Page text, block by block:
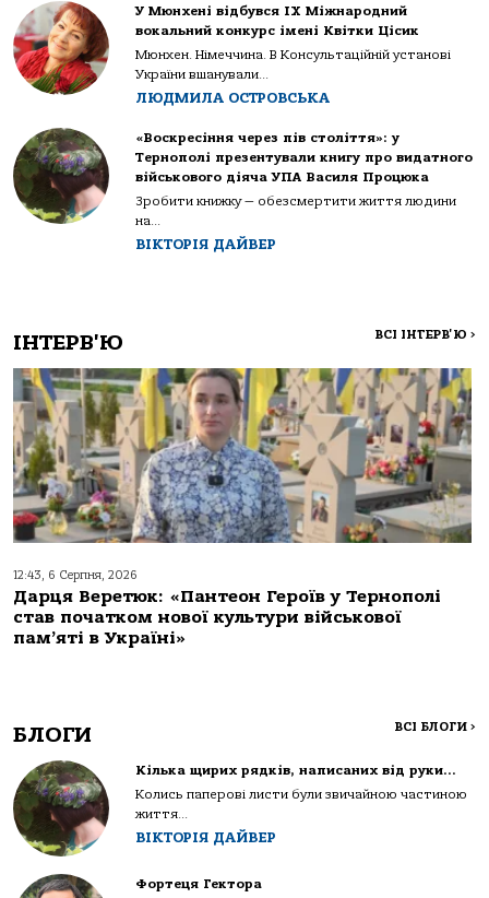
У Мюнхені відбувся IX Міжнародний
вокальний конкурс імені Квітки Цісик
Мюнхен. Німеччина. В Консультаційній установі
України вшанували...
ЛЮДМИЛА ОСТРОВСЬКА
«Воскресіння через пів століття»: у
Тернополі презентували книгу про видатного
військового діяча УПА Василя Процюка
Зробити книжку — обезсмертити життя людини
на...
ВІКТОРІЯ ДАЙВЕР
ІНТЕРВ'Ю ВСІ ІНТЕРВ'Ю >
12:43, 6 Серпня, 2026
Дарця Веретюк: «Пантеон Героїв у Тернополі
став початком нової культури військової
пам’яті в Україні»
БЛОГИ ВСІ БЛОГИ >
Кілька щирих рядків, написаних від руки…
Колись паперові листи були звичайною частиною
життя...
ВІКТОРІЯ ДАЙВЕР
Фортеця Гектора